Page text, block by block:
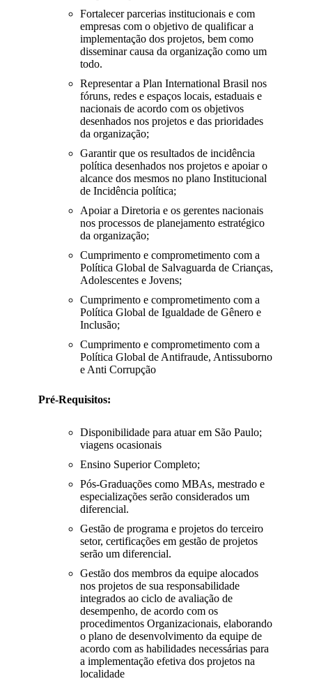
Fortalecer parcerias institucionais e com
empresas com o objetivo de qualificar a
implementação dos projetos, bem como
disseminar causa da organização como um
todo.
Representar a Plan International Brasil nos
fóruns, redes e espaços locais, estaduais e
nacionais de acordo com os objetivos
desenhados nos projetos e das prioridades
da organização;
Garantir que os resultados de incidência
política desenhados nos projetos e apoiar o
alcance dos mesmos no plano Institucional
de Incidência política;
Apoiar a Diretoria e os gerentes nacionais
nos processos de planejamento estratégico
da organização;
Cumprimento e comprometimento com a
Política Global de Salvaguarda de Crianças,
Adolescentes e Jovens;
Cumprimento e comprometimento com a
Política Global de Igualdade de Gênero e
Inclusão;
Cumprimento e comprometimento com a
Política Global de Antifraude, Antissuborno
e Anti Corrupção
Pré-Requisitos:
Disponibilidade para atuar em São Paulo;
viagens ocasionais
Ensino Superior Completo;
Pós-Graduações como MBAs, mestrado e
especializações serão considerados um
diferencial.
Gestão de programa e projetos do terceiro
setor, certificações em gestão de projetos
serão um diferencial.
Gestão dos membros da equipe alocados
nos projetos de sua responsabilidade
integrados ao ciclo de avaliação de
desempenho, de acordo com os
procedimentos Organizacionais, elaborando
o plano de desenvolvimento da equipe de
acordo com as habilidades necessárias para
a implementação efetiva dos projetos na
localidade